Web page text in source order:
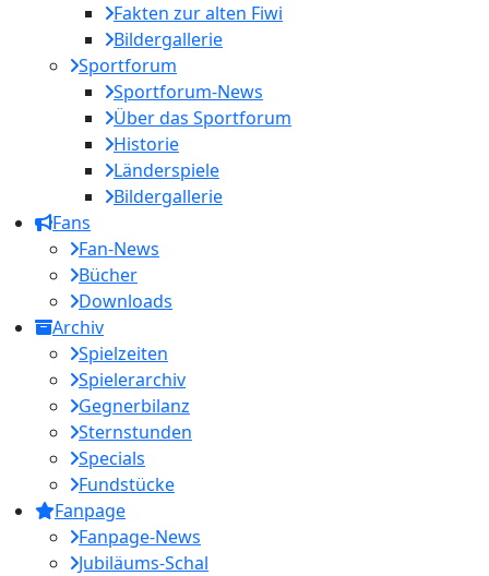
Fakten zur alten Fiwi
Bildergallerie
Sportforum
Sportforum-News
Über das Sportforum
Historie
Länderspiele
Bildergallerie
Fans
Fan-News
Bücher
Downloads
Archiv
Spielzeiten
Spielerarchiv
Gegnerbilanz
Sternstunden
Specials
Fundstücke
Fanpage
Fanpage-News
Jubiläums-Schal